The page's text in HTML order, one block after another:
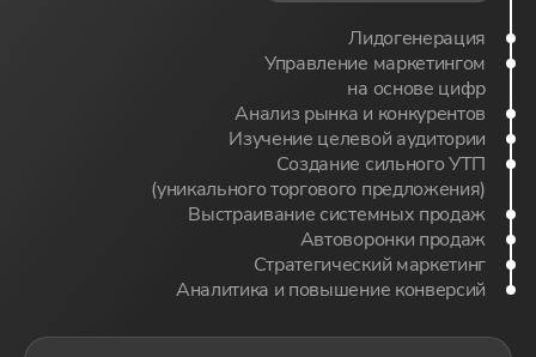
Лидогенерация
Управление маркетингом
на основе цифр
Анализ рынка и конкурентов
Изучение целевой аудитории
Создание сильного УТП
(уникального торгового предложения)
Выстраивание системных продаж
Автоворонки продаж
Стратегический маркетинг
Аналитика и повышение конверсий